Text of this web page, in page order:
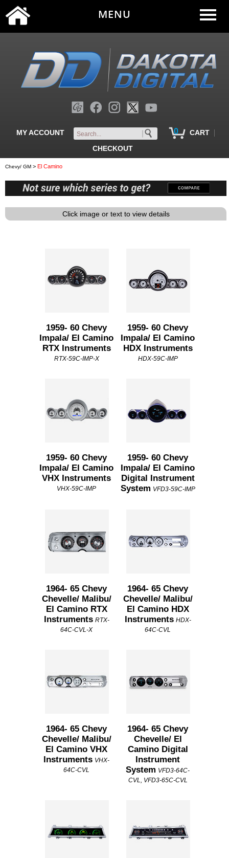
MY ACCOUNT 0 CART |
CHECKOUT
MENU
Chevy/ GM > El Camino
Click image or text to view details
1959- 60 Chevy
Impala/ El Camino
RTX Instruments
RTX-59C-IMP-X
1959- 60 Chevy
Impala/ El Camino
HDX Instruments
HDX-59C-IMP
1959- 60 Chevy
Impala/ El Camino
VHX Instruments
VHX-59C-IMP
1959- 60 Chevy
Impala/ El Camino
Digital Instrument
System VFD3-59C-IMP
1964- 65 Chevy
Chevelle/ Malibu/
El Camino RTX
Instruments RTX-
64C-CVL-X
1964- 65 Chevy
Chevelle/ Malibu/
El Camino HDX
Instruments HDX-
64C-CVL
1964- 65 Chevy
Chevelle/ Malibu/
El Camino VHX
Instruments VHX-
64C-CVL
1964- 65 Chevy
Chevelle/ El
Camino Digital
Instrument
System VFD3-64C-
CVL, VFD3-65C-CVL